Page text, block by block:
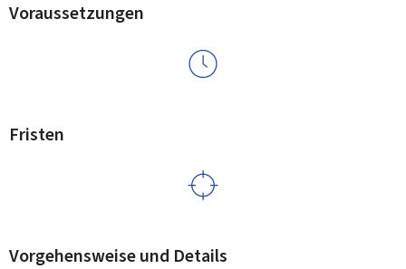
Voraussetzungen
Fristen
Vorgehensweise und Details